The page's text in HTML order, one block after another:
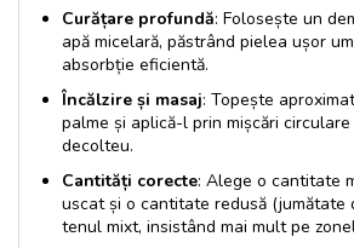
Curățare profundă: Folosește un
apă micelară, păstrând pielea ușor
absorbție eficientă.
Încălzire și masaj: Topește
palme și aplică-l prin mișcări
decolteu.
Cantități corecte: Alege o cantitate
uscat și o cantitate redusă (jumătate
tenul mixt, insistând mai mult pe